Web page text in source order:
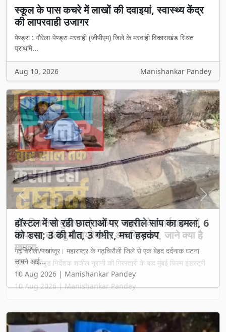
स्कूल के पास कचरे में लाखों की दवाइयां, स्वास्थ्य केंद्र
की लापरवाही उजागर
पेण्ड्रा : गौरेला-पेण्ड्रा-मरवाही (जीपीएम) जिले के मरवाही विकासखंड स्थित
प्राथमि...
Aug 10, 2026 Manishankar Pandey
40 दिन तक पुलिस को चकमा, सतारा के फार्महाउस में
छिपा था बॉलीवुड डायरेक्टर; अब गिरफ्तार, जाने क्या है
मामला......
मुंबई। बॉलीवुड निर्देशक शकील नूरानी की गिरफ्तारी के बाद मुंबई फिल्म इंडस्ट्री
से...
10 Aug 2026 | Manishankar Pandey
Previous Next